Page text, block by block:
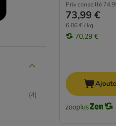
(4)
Prix conseillé
73,99 €
6,06 € / kg
70,29 €